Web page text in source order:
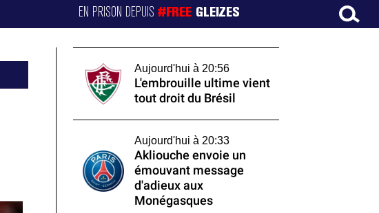
EN PRISON DEPUIS#FREE GLEIZES
Aujourd'hui à 20:56
L'embrouille ultime vient
tout droit du Brésil
Aujourd'hui à 20:33
Akliouche envoie un
émouvant message
d'adieux aux
Monégasques